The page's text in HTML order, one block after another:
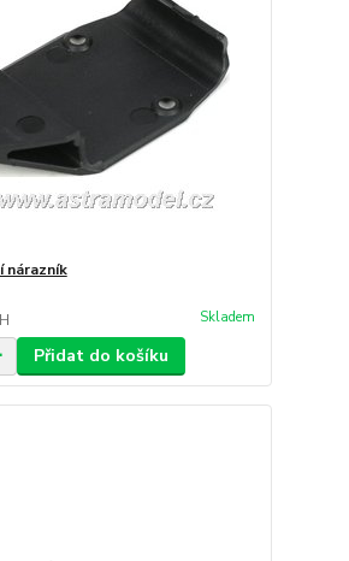
nárazník
Skladem
Přidat do košíku